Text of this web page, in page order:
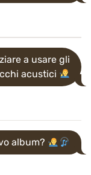
a usare gli
acustici
album?